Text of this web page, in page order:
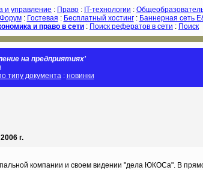
и управление : Право : IT-технологии :
Форум: Гостевая : Бесплатный хостинг: Баннерная сеть
и право в сети : Поиск рефератов в сети : Поиск
на предприятиях'
типу документа: новинки
г.
компании и своем видении "дела ЮКОСа". В